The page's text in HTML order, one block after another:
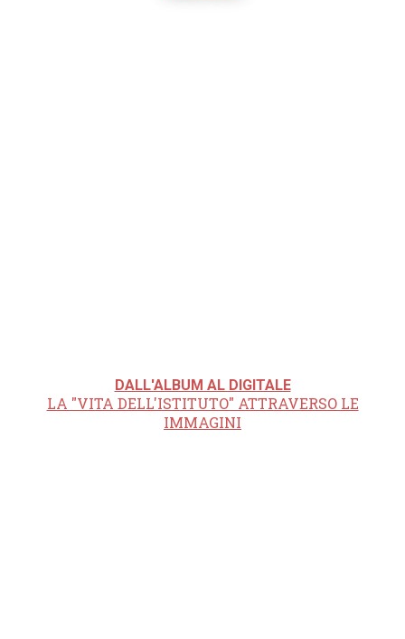
DALL'ALBUM AL DIGITALE
LA "VITA DELL'ISTITUTO" ATTRAVERSO LE
IMMAGINI